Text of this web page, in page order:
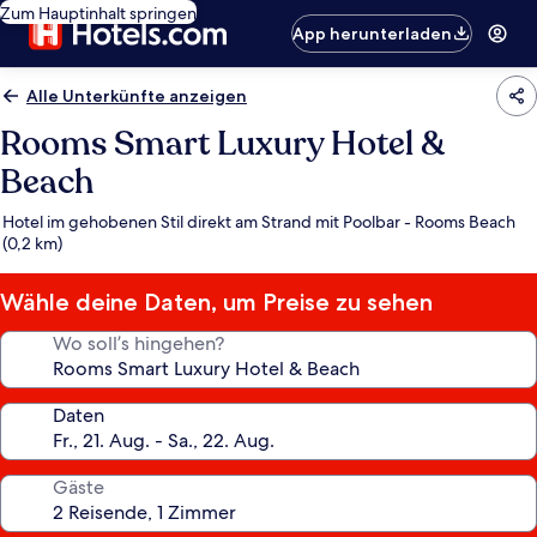
Zum Hauptinhalt springen
App herunterladen
Alle Unterkünfte anzeigen
Rooms Smart Luxury Hotel &
Beach
Hotel im gehobenen Stil direkt am Strand mit Poolbar - Rooms Beach
(0,2 km)
Wähle deine Daten, um Preise zu sehen
Wo soll’s hingehen?
Daten
Gäste